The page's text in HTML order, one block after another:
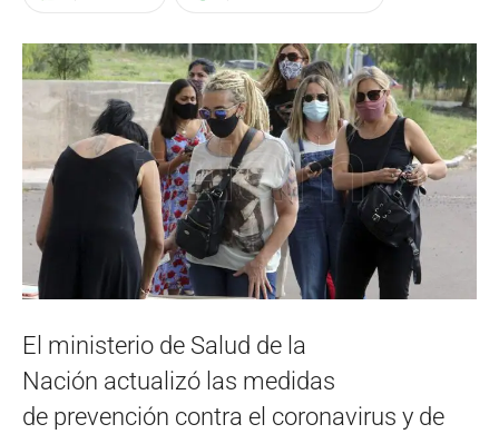
El ministerio de Salud de la
Nación actualizó las medidas
de prevención contra el coronavirus y de